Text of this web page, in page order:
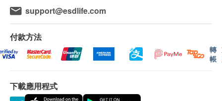
或電郵通知顧客再作安排。
保用條款：
貨品質量保證，於顧客收到產品當日起計，食用期
退換條款：
support@esdlife.com
付款方法
轉
帳
下載應用程式